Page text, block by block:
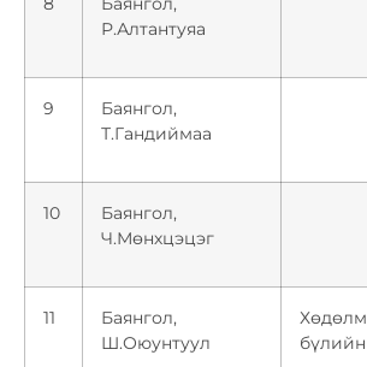
Р.Алтантуяа
9
Баянгол,
Т.Гандиймаа
10
Баянгол,
Ч.Мөнхцэцэг
11
Баянгол,
Ш.Оюунтуул